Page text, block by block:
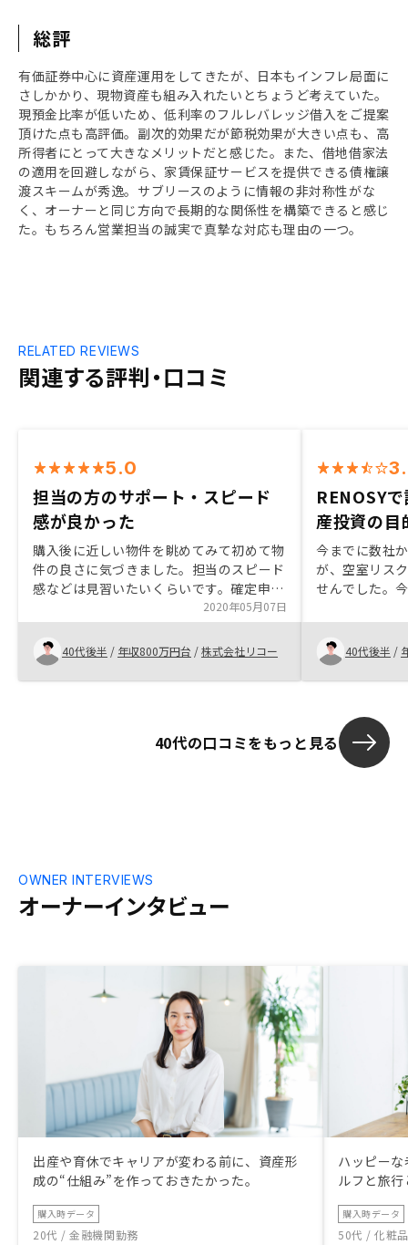
総評
有価証券中心に資産運用をしてきたが、日本もインフレ局面に
さしかかり、現物資産も組み入れたいとちょうど考えていた。
現預金比率が低いため、低利率のフルレバレッジ借入をご提案
頂けた点も高評価。副次的効果だが節税効果が大きい点も、高
所得者にとって大きなメリットだと感じた。また、借地借家法
の適用を回避しながら、家賃保証サービスを提供できる債権譲
渡スキームが秀逸。サブリースのように情報の非対称性がな
く、オーナーと同じ方向で長期的な関係性を構築できると感じ
た。もちろん営業担当の誠実で真摯な対応も理由の一つ。
関連する評判・口コミ
RELATED REVIEWS
5.0
担当の方のサポート・スピード
感が良かった
購入後に近しい物件を眺めてみて初めて物
件の良さに気づきました。担当のスピード
感などは見習いたいくらいです。確定申告
のサポートも助かりました。ファイナンシ
ャルプランニングの相談サービスがあると
入り口のハードルがさらに下がり、購入後
には長期レンジでの付き合いになれると思
います。
2020年05月07日
40代後半 / 年収800万円台 /株式会社リコー
RENOSY
産投資の目
今までに数社
が、空室リス
せんでした。
をもとめてい
目的だという
他社が新築物
を、Renosyは
りくりできた
いから仕方が
でにもう少し
40代後半 /
40代の口コミをもっと見る
オーナーインタビュー
OWNER INTERVIEWS
出産や育休でキャリアが変わる前に、資産形
成の“仕組み”を作っておきたかった。
購入時データ
20代 / 金融機関勤務
ハッピー
ルフと旅
購入時データ
50代 / 化粧